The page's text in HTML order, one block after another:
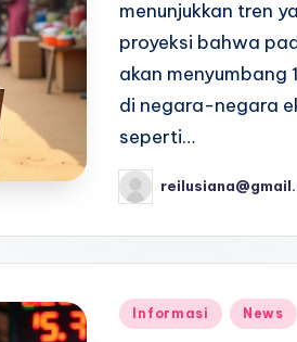
menunjukkan tren
proyeksi bahwa
akan menyumbang
di negara-negara
seperti…
Posted
by
Posted
Informasi News